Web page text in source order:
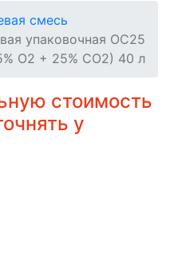
смесь
упаковочная OC25
O2 + 25% CO2) 40 л
стоимость
у